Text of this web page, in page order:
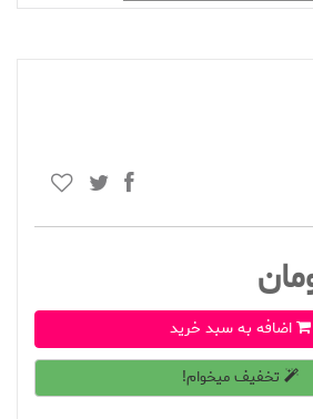
اضافه به سبد خرید
تخفیف میخوام!